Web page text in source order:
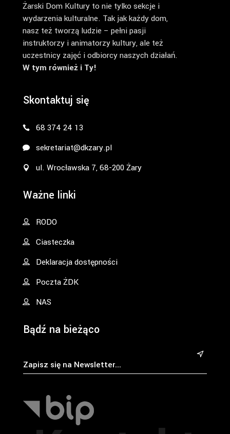
Żarski Dom Kultury to nie tylko sekcje i
wydarzenia kulturalne. Tak jak każdy dom,
nasz też tworzą ludzie – pełni pasji
instruktorzy i animatorzy kultury, ale też
uczestnicy zajęć i odbiorcy naszych działań.
W tym również i Ty!
Skontaktuj się
68 374 24 13
sekretariat@dkzary.pl
ul. Wrocławska 7, 68-200 Żary
Ważne linki
RODO
Ciasteczka
Deklaracja dostępności
Poczta ŻDK
NAS
Bądź na bieżąco
&